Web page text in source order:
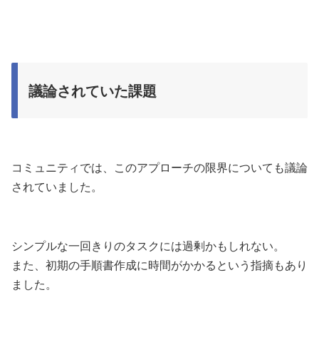
議論されていた課題
コミュニティでは、このアプローチの限界についても議論
されていました。
シンプルな一回きりのタスクには過剰かもしれない。
また、初期の手順書作成に時間がかかるという指摘もあり
ました。